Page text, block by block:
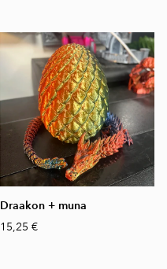
Draakon + muna
15,25 €